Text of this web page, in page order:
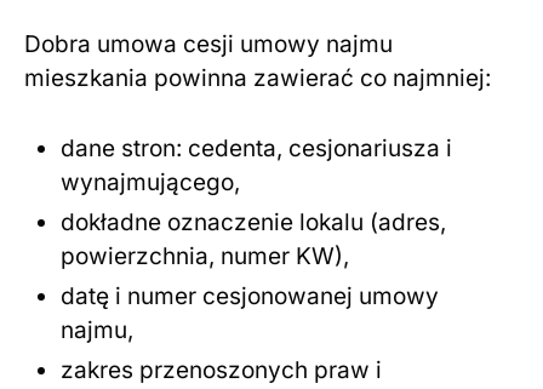
Dobra umowa cesji umowy najmu
mieszkania powinna zawierać co najmniej:
dane stron: cedenta, cesjonariusza i
wynajmującego,
dokładne oznaczenie lokalu (adres,
powierzchnia, numer KW),
datę i numer cesjonowanej umowy
najmu,
zakres przenoszonych praw i